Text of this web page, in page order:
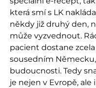
která smí s LK
někdy již druhý den,
může vyzvednout.
pacient dostane
sousedním
budoucnosti. Tedy
je nejen v Evropě,